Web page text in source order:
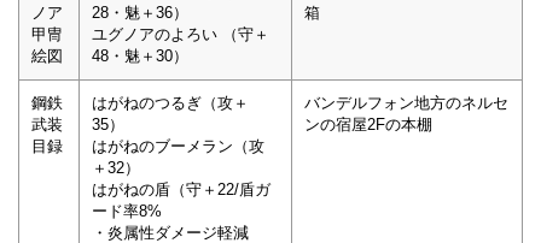
ノア
甲冑
絵図
28・魅＋36）
ユグノアのよろい （守＋
48・魅＋30）
箱
鋼鉄
武装
目録
はがねのつるぎ（攻＋
35）
はがねのブーメラン（攻
＋32）
はがねの盾（守＋22/盾ガ
ード率8%
・炎属性ダメージ軽減
バンデルフォン地方のネルセ
ンの宿屋2Fの本棚